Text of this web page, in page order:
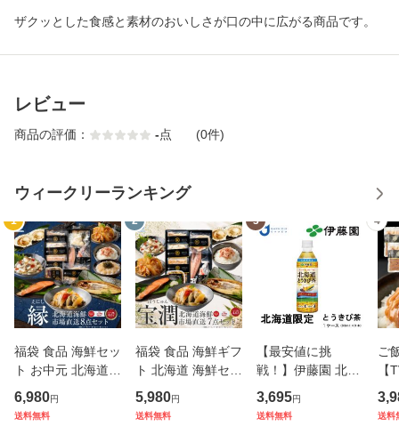
ザクッとした食感と素材のおいしさが口の中に広がる商品です。
レビュー
商品の評価： -点 (0件)
ウィークリーランキング
1
福袋 食品 海鮮セッ
ト お中元 北海道
海鮮 海鮮詰め合わ
せ 豪華海鮮ギフト
8品「縁」海鮮福袋
6,980円
送料無料
2
福袋 食品 海鮮ギフ
ト 北海道 海鮮セッ
ト お中元ギフト対
応 北海道 海鮮 詰
め合わせ 豪華海鮮
5,980円
送料無料
3
【最安値に挑
戦！】伊藤園 北海
道 とうきび茶 500
ml × 24本 1ケース
送料無料 北海道限
3,695円
送料無料
4
ご
【
し
北
う
送料